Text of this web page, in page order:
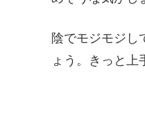
陰でモジモジし
ょう。きっと上